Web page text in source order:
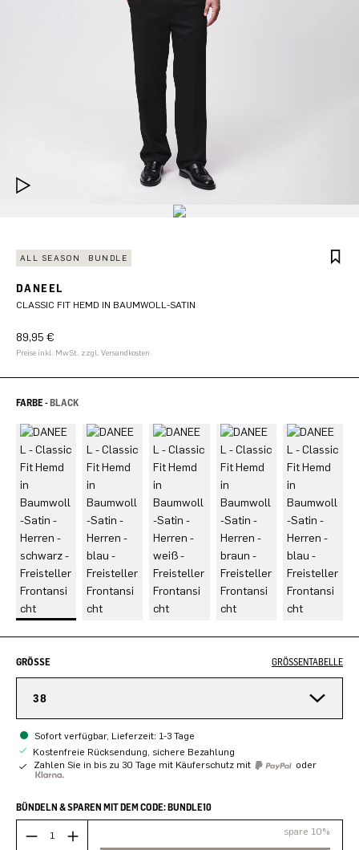
ALL SEASON BUNDLE
DANEEL
CLASSIC FIT HEMD IN BAUMWOLL-SATIN
89,95 €
Preise inkl. MwSt. zzgl. Versandkosten
FARBE -BLACK
GRÖSSE GRÖSSENTABELLE
38
Sofort verfügbar, Lieferzeit: 1-3 Tage
Kostenfreie Rücksendung, sichere Bezahlung
Zahlen Sie in bis zu 30 Tage mit Käuferschutz mit
oder
BÜNDELN & SPAREN MIT DEM CODE: BUNDLE10
spare 10%